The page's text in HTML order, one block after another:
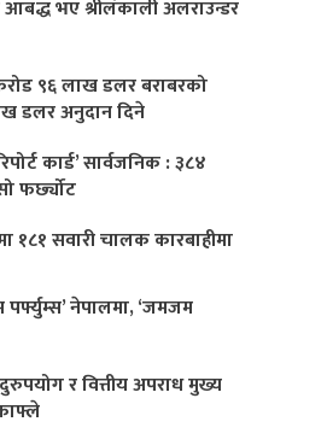
आबद्ध भए श्रीलंकाली अलराउन्डर
९६ लाख डलर बराबरको
डलर अनुदान दिने
कार्ड’ सार्वजनिक : ३८४
फर्छ्योट
१८१ सवारी चालक कारबाहीमा
नेपालमा, ‘जमजम
र वित्तीय अपराध मुख्य